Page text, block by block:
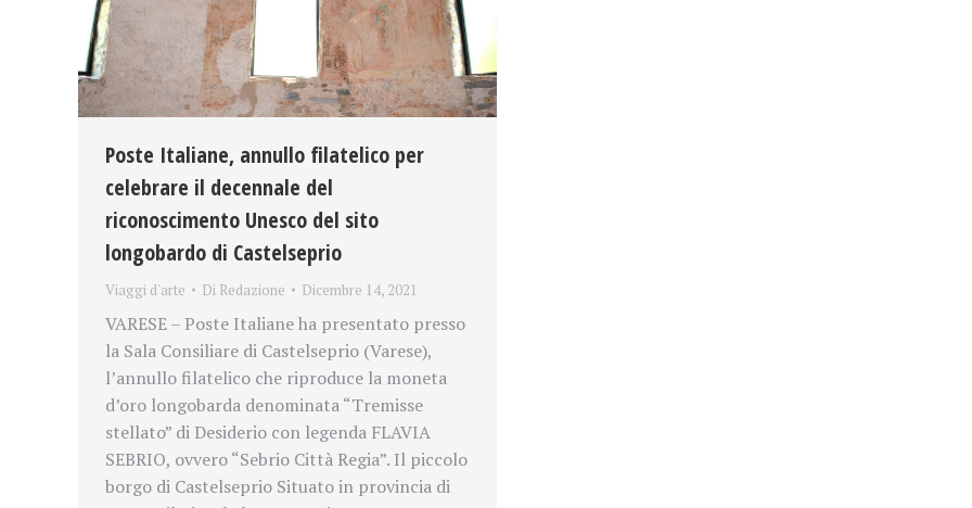
Poste Italiane, annullo filatelico per
celebrare il decennale del
riconoscimento Unesco del sito
longobardo di Castelseprio
Viaggi d'arte Di Redazione Dicembre 14, 2021
VARESE – Poste Italiane ha presentato presso
la Sala Consiliare di Castelseprio (Varese),
l’annullo filatelico che riproduce la moneta
d’oro longobarda denominata “Tremisse
stellato” di Desiderio con legenda FLAVIA
SEBRIO, ovvero “Sebrio Città Regia”. Il piccolo
borgo di Castelseprio Situato in provincia di